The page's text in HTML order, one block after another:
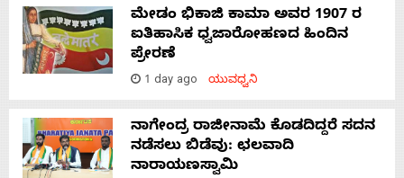
ಮೇಡಂ ಭಿಕಾಜಿ ಕಾಮಾ ಅವರ 1907 ರ
ಐತಿಹಾಸಿಕ ಧ್ವಜಾರೋಹಣದ ಹಿಂದಿನ
ಪ್ರೇರಣೆ
1 day ago ಯುವಧ್ವನಿ
ನಾಗೇಂದ್ರ ರಾಜೀನಾಮೆ ಕೊಡದಿದ್ದರೆ ಸದನ
ನಡೆಸಲು ಬಿಡೆವು: ಛಲವಾದಿ
ನಾರಾಯಣಸ್ವಾಮಿ